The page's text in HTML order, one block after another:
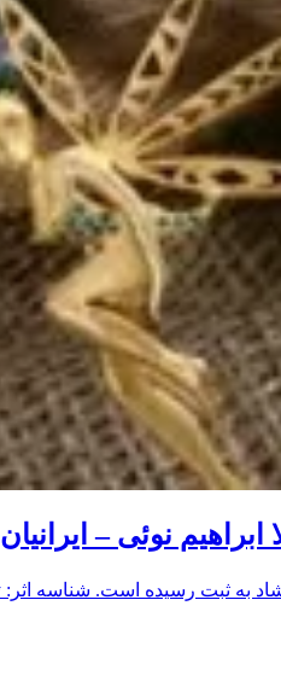
نوئی – ایرانیان